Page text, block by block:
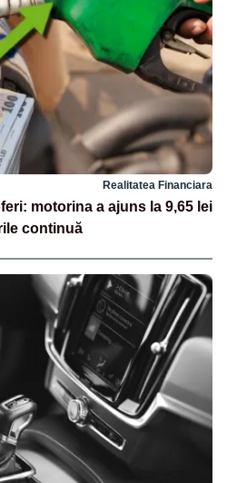
Realitatea Financiara
motorina a ajuns la 9,65 lei
continuă